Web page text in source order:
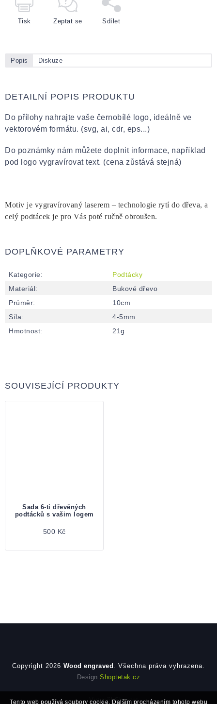
Tento web používá soubory cookie. Dalším procházením tohoto webu
Tisk Zeptat se Sdílet
Popis Diskuze
DETAILNÍ POPIS PRODUKTU
Do přílohy nahrajte vaše černobílé logo, ideálně ve
vektorovém formátu. (svg, ai, cdr, eps...)
Do poznámky nám můžete doplnit informace, například
pod logo vygravírovat text. (cena zůstává stejná)
Motiv je vygravírovaný laserem – technologie rytí do dřeva, a
celý podtácek je pro Vás poté ručně obroušen.
DOPLŇKOVÉ PARAMETRY
Kategorie:
Podtácky
Materiál:
Bukové dřevo
Průměr:
10cm
Síla:
4-5mm
Hmotnost: 21g
SOUVISEJÍCÍ PRODUKTY
Sada 6-ti dřevěných
podtácků s vašim logem
500 Kč
Copyright 2026 Wood engraved . Všechna práva vyhrazena.
DesignShoptetak.cz
Vytvořil Shoptet